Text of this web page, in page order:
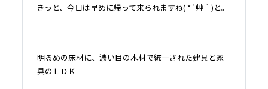
きっと、今日は早めに帰って来られますね( *´艸｀)と。
明るめの床材に、濃い目の木材で統一された建具と家
具のＬＤＫ